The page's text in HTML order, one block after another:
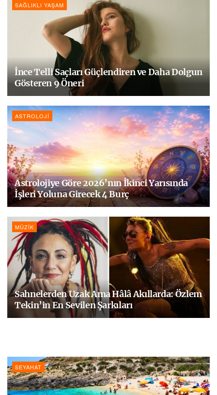
SAĞLIKLI YAŞAM
İnce Telli Saçları Güçlendiren ve Daha Dolgun
Gösteren 9 Öneri
ASTROLOJI
Astrolojiye Göre 2026’nın İkinci Yarısında
İşleri Yoluna Girecek 4 Burç
MÜZIK
Sahnelerden Uzak Ama Hâlâ Akıllarda: Özlem
Tekin’in En Sevilen Şarkıları
SEYAHAT